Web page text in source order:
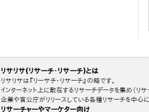
リサリサ(リサーチ・リサーチ)とは
リサリサは『リーサチ・リサーチ』の略です。
インターネット上に散在するリサーチデータを集め（リ
企業や官公庁がリリースしている各種リサーチを中心
リサーチャーやマーケター向け